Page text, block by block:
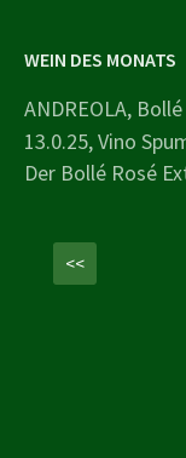
WEIN DES MONATS
ANDREOLA,
13.0.25, Vino
Der Bollé Rosé
<<